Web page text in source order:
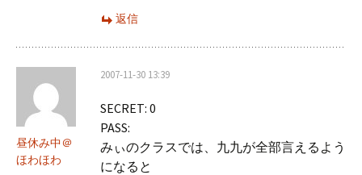
返信
昼休み中＠
ほわほわ
2007-11-30 13:39
SECRET: 0
PASS:
みぃのクラスでは、九九が全部言えるよう
になると